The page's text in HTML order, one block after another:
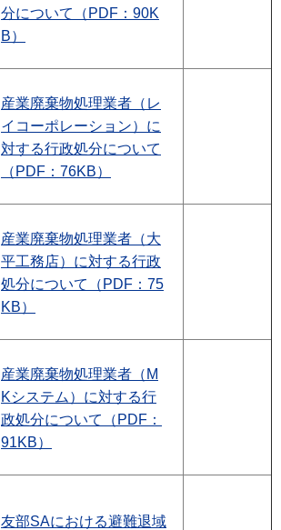
分について（PDF：90K
B）
産業廃棄物処理業者（レ
イコーポレーション）に
対する行政処分について
（PDF：76KB）
産業廃棄物処理業者（大
平工務店）に対する行政
処分について（PDF：75
KB）
産業廃棄物処理業者（M
Kシステム）に対する行
政処分について（PDF：
91KB）
友部SAにおける避難退域